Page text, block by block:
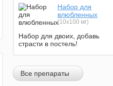
Набор для
влюбленных
(10х100 мг)
Набор для двоих, добавь
страсти в постель!
Все препараты